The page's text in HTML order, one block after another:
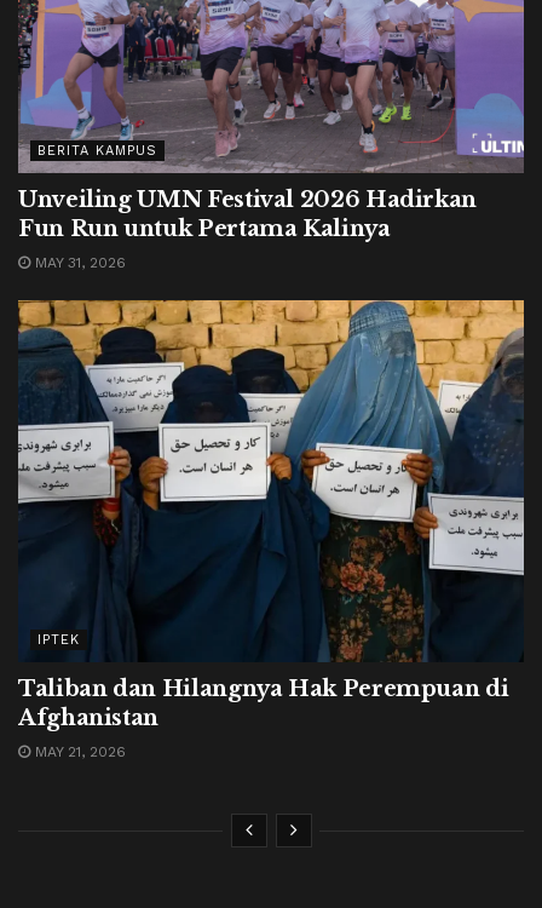
BERITA KAMPUS
Unveiling UMN Festival 2026 Hadirkan
Fun Run untuk Pertama Kalinya
MAY 31, 2026
IPTEK
Taliban dan Hilangnya Hak Perempuan di
Afghanistan
MAY 21, 2026